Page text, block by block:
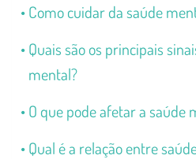
Como cuidar da saúde
Quais são os principais
mental?
O que pode afetar a saúde
Qual é a relação entre